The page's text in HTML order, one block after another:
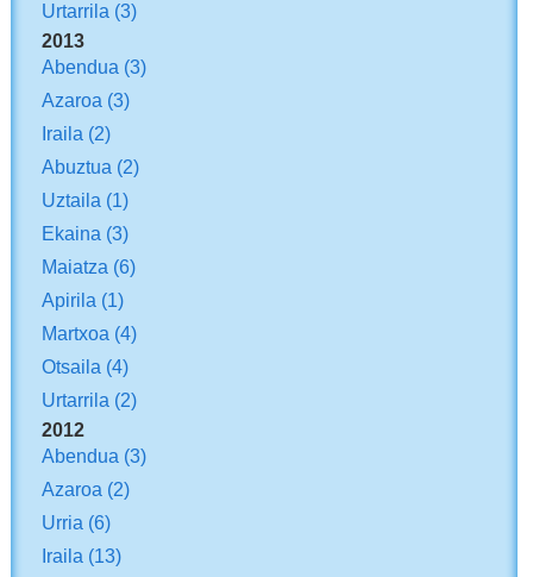
Urtarrila (3)
2013
Abendua (3)
Azaroa (3)
Iraila (2)
Abuztua (2)
Uztaila (1)
Ekaina (3)
Maiatza (6)
Apirila (1)
Martxoa (4)
Otsaila (4)
Urtarrila (2)
2012
Abendua (3)
Azaroa (2)
Urria (6)
Iraila (13)